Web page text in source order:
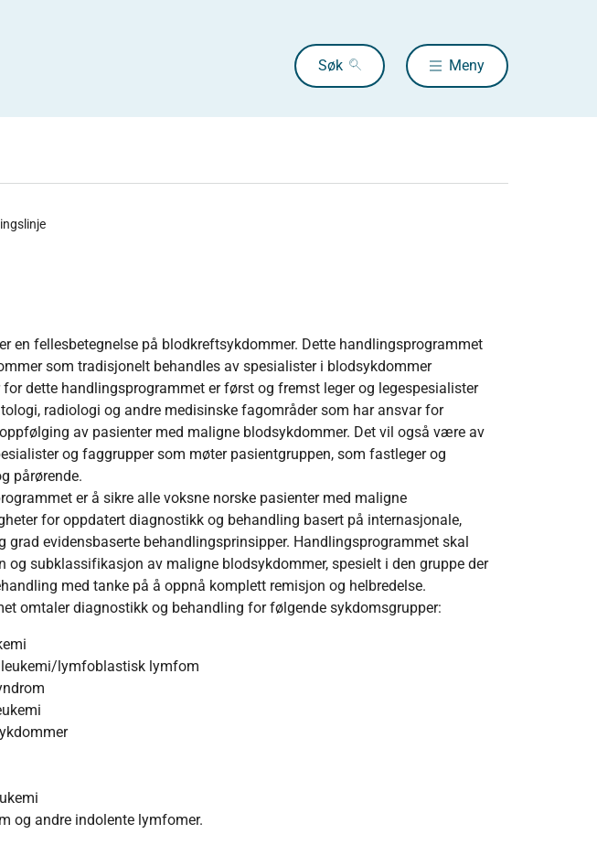
Søk Meny
en fellesbetegnelse på blodkreftsykdommer. Dette handlings­programmet
som tradisjonelt behandles av spesialister i blodsykdommer
dette handlingsprogrammet er først og fremst leger og legespesialister
radiologi og andre medisinske fagområder som har ansvar for
av pasienter med maligne blodsykdommer. Det vil også være av
og faggrupper som møter pasientgruppen, som fastleger og
pårørende.
er å sikre alle voksne norske pasienter med maligne
for oppdatert diagnostikk og behandling basert på inter­nasjo­nale,
grad evidensbaserte behandlingsprinsipper. Handlings­prog­ram­met skal
og subklassifikasjon av maligne blodsykdommer, spesielt i den gruppe der
med tanke på å oppnå komplett remisjon og helbredelse.
omtaler diagnostikk og behandling for følgende sykdomsgrupper:
lymfoblastisk lymfom
og andre indolente lymfomer.